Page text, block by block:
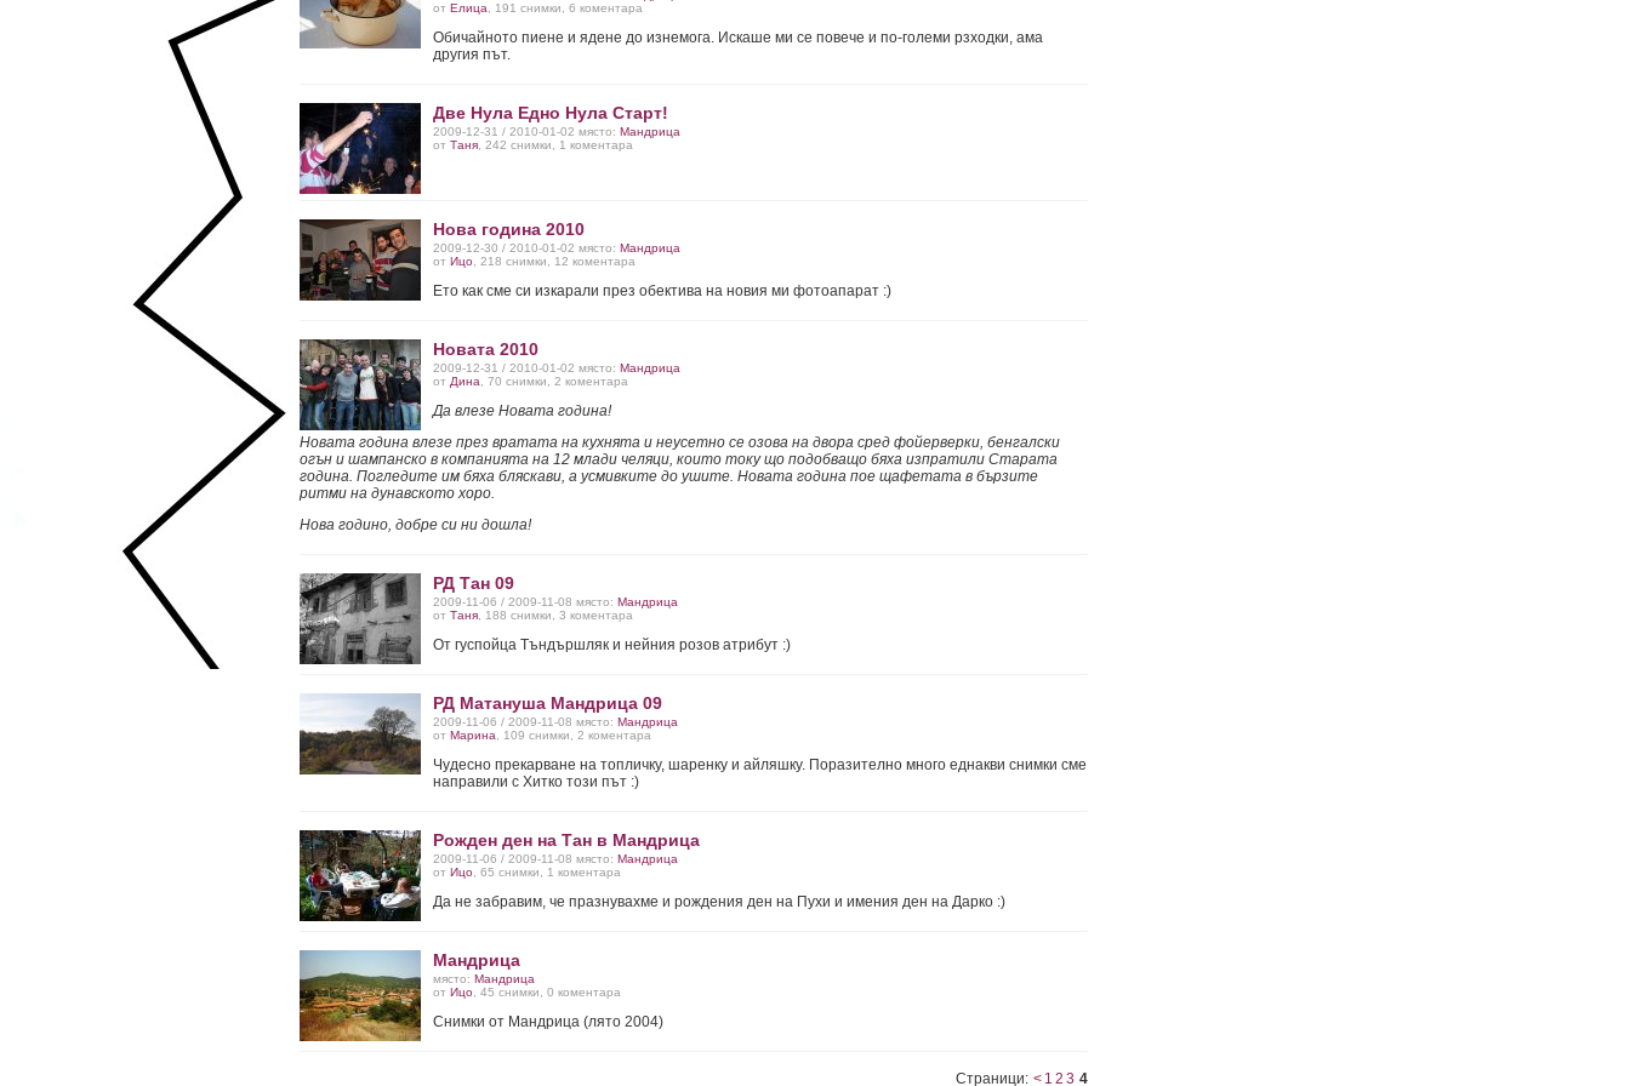
от Елица , 191 снимки, 6 коментара
Обичайното пиене и ядене до изнемога. Искаше ми се повече и по-големи рзходки, ама
другия път.
Две Нула Едно Нула Старт!
2009-12-31 / 2010-01-02 място: Мандрица
от Таня, 242 снимки, 1 коментара
Нова година 2010
2009-12-30 / 2010-01-02 място: Мандрица
от Ицо, 218 снимки, 12 коментара
Ето как сме си изкарали през обектива на новия ми фотоапарат :)
Новата 2010
2009-12-31 / 2010-01-02 място: Мандрица
от Дина , 70 снимки, 2 коментара
Да влезе Новата година!
Новата година влезе през вратата на кухнята и неусетно се озова на двора сред фойерверки, бенгалски
огън и шампанско в компанията на 12 млади челяци, които току що подобващо бяха изпратили Старата
година. Погледите им бяха бляскави, а усмивките до ушите. Новата година пое щафетата в бързите
ритми на дунавското хоро.
Нова годино, добре си ни дошла!
РД Тан 09
2009-11-06 / 2009-11-08 място: Мандрица
от Таня, 188 снимки, 3 коментара
От гуспойца Тъндършляк и нейния розов атрибут :)
РД Матануша Мандрица 09
2009-11-06 / 2009-11-08 място: Мандрица
от Марина , 109 снимки, 2 коментара
Чудесно прекарване на топличку, шаренку и айляшку. Поразително много еднакви снимки сме
направили с Хитко този път :)
Рожден ден на Тан в Мандрица
2009-11-06 / 2009-11-08 място: Мандрица
от Ицо, 65 снимки, 1 коментара
Да не забравим, че празнувахме и рождения ден на Пухи и имения ден на Дарко :)
Мандрица
място: Мандрица
от Ицо, 45 снимки, 0 коментара
Снимки от Мандрица (лято 2004)
Страници: < 1 2 3 4